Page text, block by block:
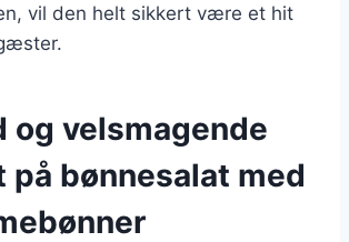
vil den helt sikkert være et hit
og velsmagende
bønnesalat med